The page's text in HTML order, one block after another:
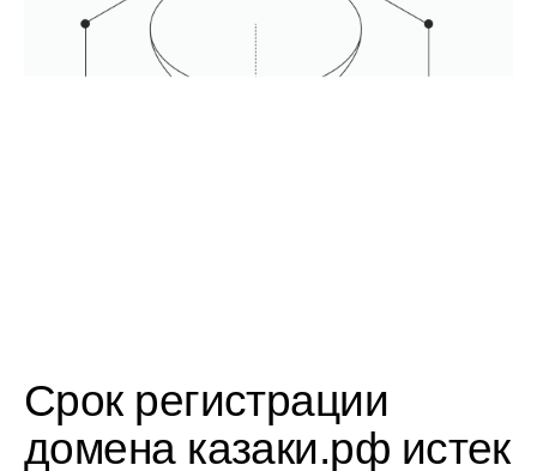
Срок регистрации
домена казаки.рф истек